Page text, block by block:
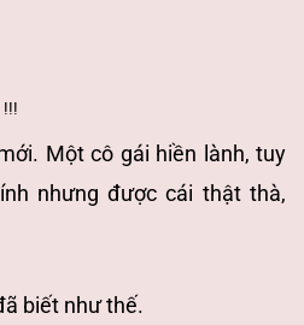
!!!
Một cô gái hiền lành, tuy
nhưng được cái thật thà,
biết như thế.